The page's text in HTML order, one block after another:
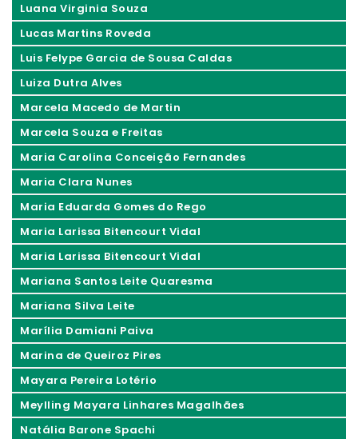
Luana Virginia Souza
Lucas Martins Roveda
Luis Felype Garcia de Sousa Caldas
Luiza Dutra Alves
Marcela Macedo de Martin
Marcela Souza e Freitas
Maria Carolina Conceição Fernandes
Maria Clara Nunes
Maria Eduarda Gomes do Rego
Maria Larissa Bitencourt Vidal
Maria Larissa Bitencourt Vidal
Mariana Santos Leite Quaresma
Mariana Silva Leite
Marília Damiani Paiva
Marina de Queiroz Pires
Mayara Pereira Lotério
Meylling Mayara Linhares Magalhães
Natália Barone Spachi